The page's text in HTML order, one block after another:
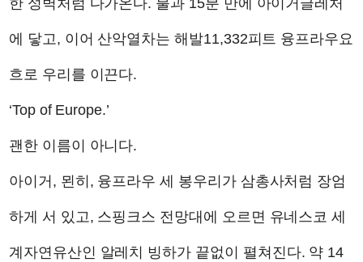
한 성벽처럼 다가온다. 불과 15분 만에 아이거글레처
에 닿고, 이어 산악열차는 해발11,332피트 융프라우요
흐로 우리를 이끈다.
‘Top of Europe.’
괜한 이름이 아니다.
아이거, 묀히, 융프라우 세 봉우리가 삼총사처럼 장엄
하게 서 있고, 스핑크스 전망대에 오르면 유네스코 세
계자연유산인 알레치 빙하가 끝없이 펼쳐진다. 약 14